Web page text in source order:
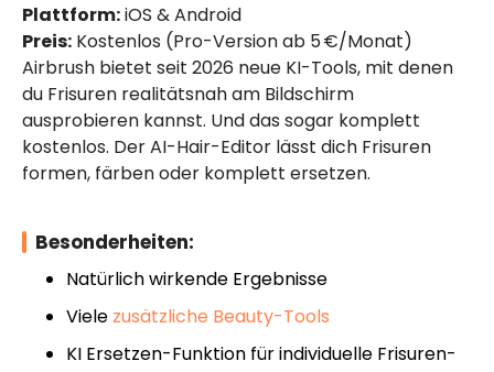
Plattform:iOS & Android
Preis: Kostenlos (Pro-Version ab 5 €/Monat)
Airbrush bietet seit 2026 neue KI-Tools, mit denen
du Frisuren realitätsnah am Bildschirm
ausprobieren kannst. Und das sogar komplett
kostenlos. Der AI-Hair-Editor lässt dich Frisuren
formen, färben oder komplett ersetzen.
Besonderheiten:
Natürlich wirkende Ergebnisse
Viele zusätzliche Beauty-Tools
KI Ersetzen-Funktion für individuelle Frisuren-